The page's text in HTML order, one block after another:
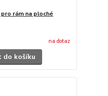
rám na ploché
na dotaz
do košíku